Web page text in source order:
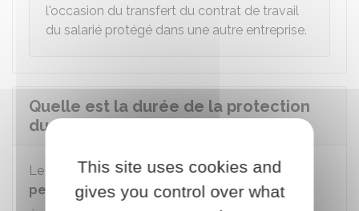
l'occasion du transfert du contrat de travail
du salarié protégé dans une autre entreprise.
Quelle est la durée de la protection
du salarié protégé ?
Le salarié protégé bénéficie d'une protection
pendant toute la durée de son mandat
This site uses cookies and
gives you control over what